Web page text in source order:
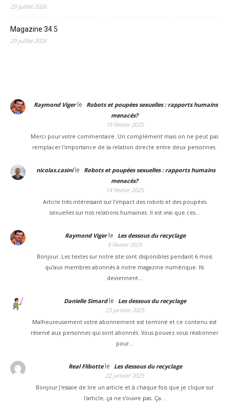
29 juillet 2026
Magazine 34.5
29 juillet 2026
Raymond Vigerle
Robots et poupées sexuelles : rapports humains
menacés?
19 février 2025
Merci pour votre commentaire. Un complément mais on ne peut pas
remplacer l'importance de la relation directe entre deux personnes.
nicolas.casinile
Robots et poupées sexuelles : rapports humains
menacés?
14 février 2025
Article très intéressant sur l’impact des robots et des poupées
sexuelles sur nos relations humaines. Il est vrai que ces…
Raymond Vigerle
Les dessous du recyclage
9 février 2025
Bonjour. Les textes sur notre site sont disponibles pendant 6 mois
qu'aux membres abonnés à notre magazine numérique. Ils
deviennent…
Danielle Simardle
Les dessous du recyclage
23 janvier 2025
Malheureusement votre abonnement est terminé et ce contenu est
réservé aux personnes qui sont abonnés. Vous pouvez vous réabonner
pour…
Real Flibottele
Les dessous du recyclage
22 janvier 2025
Bonjour J'essaie de lire un article et à chaque fois que je clique sur
l'article, ça ne s'ouvre pas. Ça…